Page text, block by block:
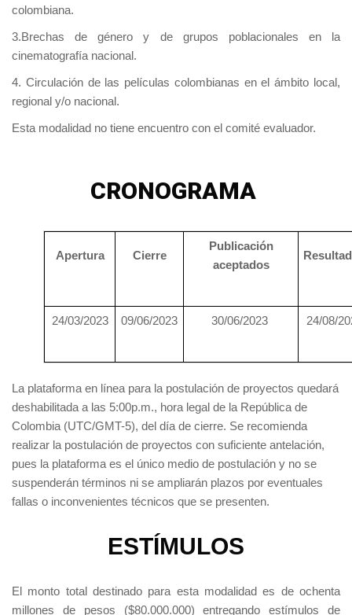
colombiana.
3.Brechas de género y de grupos poblacionales en la
cinematografía nacional.
4. Circulación de las películas colombianas en el ámbito local,
regional y/o nacional.
Esta modalidad no tiene encuentro con el comité evaluador.
CRONOGRAMA
Apertura Cierre
Publicación
aceptados
24/03/2023 09/06/2023 30/06/2023 24/08/
La plataforma en línea para la postulación de proyectos quedará
deshabilitada a las 5:00p.m., hora legal de la República de
Colombia (UTC/GMT-5), del día de cierre. Se recomienda
realizar la postulación de proyectos con suficiente antelación,
pues la plataforma es el único medio de postulación y no se
suspenderán términos ni se ampliarán plazos por eventuales
fallas o inconvenientes técnicos que se presenten.
ESTÍMULOS
El monto total destinado para esta modalidad es de ochenta
millones de pesos ($80.000.000) entregando estímulos de